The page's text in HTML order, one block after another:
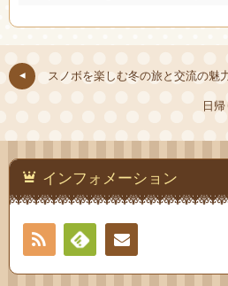
スノボを楽しむ冬の旅と交流の魅
日
インフォメーション
RSS
Feedlyお問